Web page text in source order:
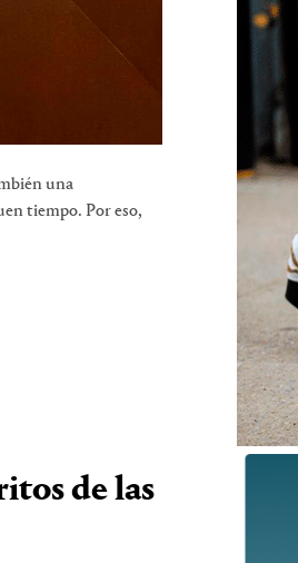
una
tiempo. Por eso,
de las